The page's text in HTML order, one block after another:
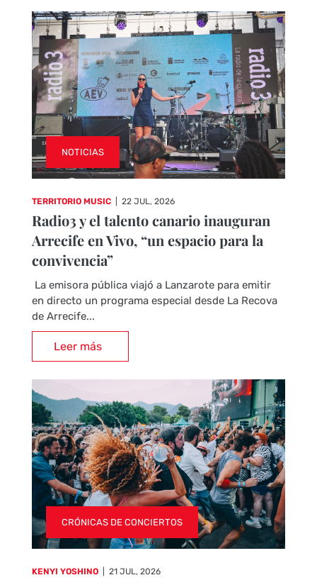
NOTICIAS
TERRITORIO MUSIC 22 JUL, 2026
Radio3 y el talento canario inauguran
Arrecife en Vivo, “un espacio para la
convivencia”
La emisora pública viajó a Lanzarote para emitir
en directo un programa especial desde La Recova
de Arrecife...
Leer más
CRÓNICAS DE CONCIERTOS
KENYI YOSHINO 21 JUL, 2026